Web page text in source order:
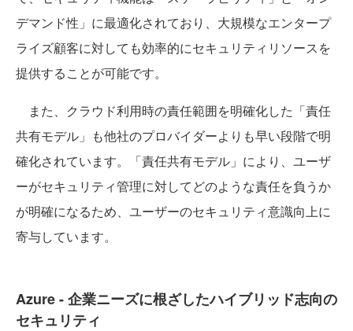
デマンド性」に最適化されており、大規模なエンタープ
ライズ顧客に対しても効率的にセキュリティリソースを
提供することが可能です。
また、クラウド利用時の責任範囲を明確化した「責任
共有モデル」も他社のプロバイダーよりも早い段階で明
確化されています。「責任共有モデル」により、ユーザ
ーがセキュリティ管理に対してどのような責任を負うか
が明確になるため、ユーザーのセキュリティ意識向上に
寄与しています。
Azure - 企業ニーズに根ざしたハイブリッド志向の
セキュリティ